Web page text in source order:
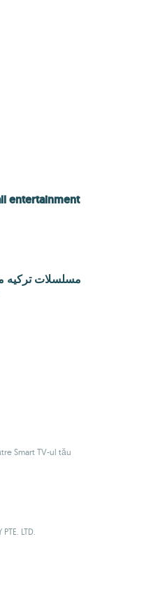
entertainment
مسلسلات تركيه
Smart TV-ul tău
LTD.